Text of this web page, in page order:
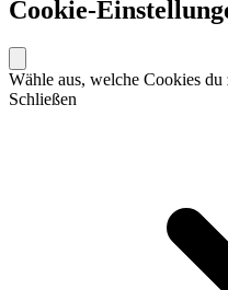
Cookie-
Wähle aus, welche Cookies du
Schließen